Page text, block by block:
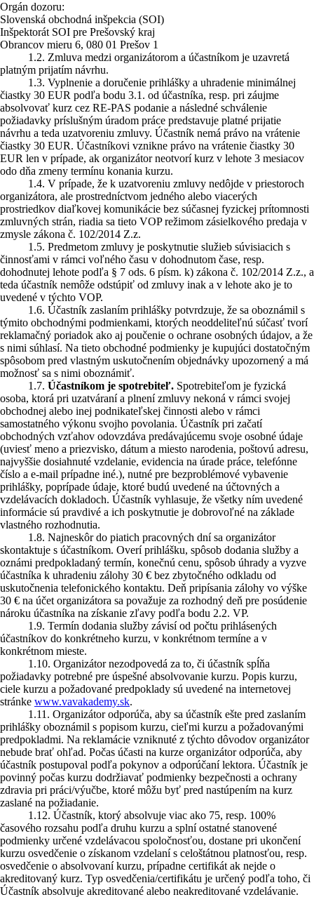
Orgán dozoru:
Slovenská obchodná inšpekcia (SOI)
Inšpektorát SOI pre Prešovský kraj
Obrancov mieru 6, 080 01 Prešov 1
1.2. Zmluva medzi organizátorom a účastníkom je uzavretá
platným prijatím návrhu.
1.3. Vyplnenie a doručenie prihlášky a uhradenie minimálnej
čiastky 30 EUR podľa bodu 3.1. od účastníka, resp. pri záujme
absolvovať kurz cez RE-PAS podanie a následné schválenie
požiadavky príslušným úradom práce predstavuje platné prijatie
návrhu a teda uzatvoreniu zmluvy. Účastník nemá právo na vrátenie
čiastky 30 EUR. Účastníkovi vznikne právo na vrátenie čiastky 30
EUR len v prípade, ak organizátor neotvorí kurz v lehote 3 mesiacov
odo dňa zmeny termínu konania kurzu.
1.4. V prípade, že k uzatvoreniu zmluvy nedôjde v priestoroch
organizátora, ale prostredníctvom jedného alebo viacerých
prostriedkov diaľkovej komunikácie bez súčasnej fyzickej prítomnosti
zmluvných strán, riadia sa tieto VOP režimom zásielkového predaja v
zmysle zákona č. 102/2014 Z.z.
1.5. Predmetom zmluvy je poskytnutie služieb súvisiacich s
činnosťami v rámci voľného času v dohodnutom čase, resp.
dohodnutej lehote podľa § 7 ods. 6 písm. k) zákona č. 102/2014 Z.z., a
teda účastník nemôže odstúpiť od zmluvy inak a v lehote ako je to
uvedené v týchto VOP.
1.6. Účastník zaslaním prihlášky potvrdzuje, že sa oboznámil s
týmito obchodnými podmienkami, ktorých neoddeliteľnú súčasť tvorí
reklamačný poriadok ako aj poučenie o ochrane osobných údajov, a že
s nimi súhlasí. Na tieto obchodné podmienky je kupujúci dostatočným
spôsobom pred vlastným uskutočnením objednávky upozornený a má
možnosť sa s nimi oboznámiť.
1.7. Účastníkom je spotrebiteľ. Spotrebiteľom je fyzická
osoba, ktorá pri uzatváraní a plnení zmluvy nekoná v rámci svojej
obchodnej alebo inej podnikateľskej činnosti alebo v rámci
samostatného výkonu svojho povolania. Účastník pri začatí
obchodných vzťahov odovzdáva predávajúcemu svoje osobné údaje
(uviesť meno a priezvisko, dátum a miesto narodenia, poštovú adresu,
najvyššie dosiahnuté vzdelanie, evidencia na úrade práce, telefónne
číslo a e-mail prípadne iné.), nutné pre bezproblémové vybavenie
prihlášky, poprípade údaje, ktoré budú uvedené na účtovných a
vzdelávacích dokladoch. Účastník vyhlasuje, že všetky ním uvedené
informácie sú pravdivé a ich poskytnutie je dobrovoľné na základe
vlastného rozhodnutia.
1.8. Najneskôr do piatich pracovných dní sa organizátor
skontaktuje s účastníkom. Overí prihlášku, spôsob dodania služby a
oznámi predpokladaný termín, konečnú cenu, spôsob úhrady a vyzve
účastníka k uhradeniu zálohy 30 € bez zbytočného odkladu od
uskutočnenia telefonického kontaktu. Deň pripísania zálohy vo výške
30 € na účet organizátora sa považuje za rozhodný deň pre posúdenie
nároku účastníka na získanie zľavy podľa bodu 2.2. VP.
1.9. Termín dodania služby závisí od počtu prihlásených
účastníkov do konkrétneho kurzu, v konkrétnom termíne a v
konkrétnom mieste.
1.10. Organizátor nezodpovedá za to, či účastník spĺňa
požiadavky potrebné pre úspešné absolvovanie kurzu. Popis kurzu,
ciele kurzu a požadované predpoklady sú uvedené na internetovej
stránke www.vavakademy.sk.
1.11. Organizátor odporúča, aby sa účastník ešte pred zaslaním
prihlášky oboznámil s popisom kurzu, cieľmi kurzu a požadovanými
predpokladmi. Na reklamácie vzniknuté z týchto dôvodov organizátor
nebude brať ohľad. Počas účasti na kurze organizátor odporúča, aby
účastník postupoval podľa pokynov a odporúčaní lektora. Účastník je
povinný počas kurzu dodržiavať podmienky bezpečnosti a ochrany
zdravia pri práci/výučbe, ktoré môžu byť pred nastúpením na kurz
zaslané na požiadanie.
1.12. Účastník, ktorý absolvuje viac ako 75, resp. 100%
časového rozsahu podľa druhu kurzu a splní ostatné stanovené
podmienky určené vzdelávacou spoločnosťou, dostane pri ukončení
kurzu osvedčenie o získanom vzdelaní s celoštátnou platnosťou, resp.
osvedčenie o absolvovaní kurzu, prípadne certifikát ak nejde o
akreditovaný kurz. Typ osvedčenia/certifikátu je určený podľa toho, či
Účastník absolvuje akreditované alebo neakreditované vzdelávanie.